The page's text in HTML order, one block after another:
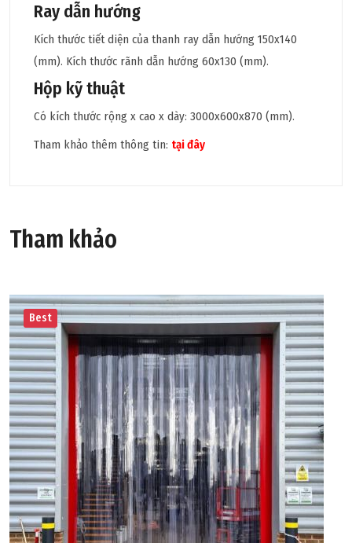
Ray dẫn hướng
Kích thước tiết diện của thanh ray dẫn hướng 150x140
(mm). Kích thước rãnh dẫn hướng 60x130 (mm).
Hộp kỹ thuật
Có kích thước rộng x cao x dày: 3000x600x870 (mm).
Tham khảo thêm thông tin: tại đây
Tham khảo
Best